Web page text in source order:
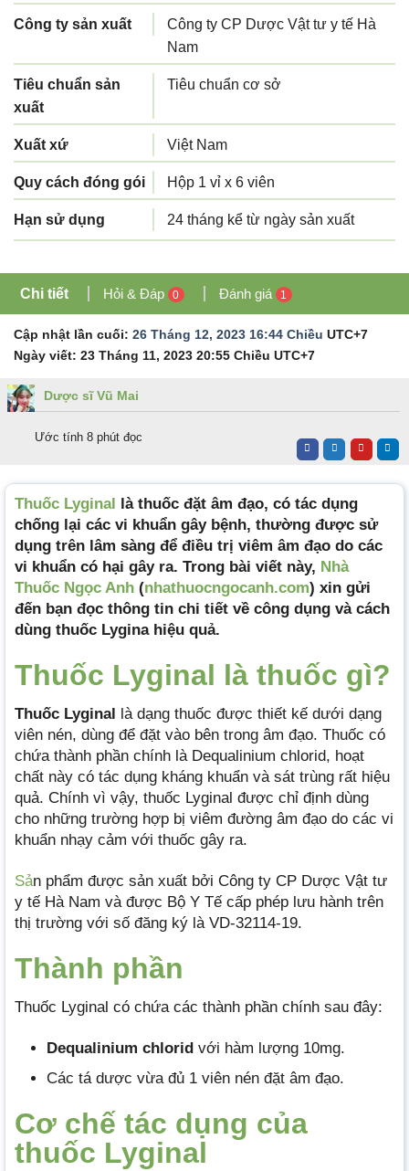
Công ty sản xuất
Công ty CP Dược Vật tư y tế Hà
Nam
Tiêu chuẩn sản
xuất
Tiêu chuẩn cơ sở
Xuất xứ Việt Nam
Quy cách đóng gói Hộp 1 vỉ x 6 viên
Hạn sử dụng 24 tháng kể từ ngày sản xuất
Chi tiết Hỏi & Đáp 0 Đánh giá 1
Cập nhật lần cuối: 26 Tháng 12, 2023 16:44 Chiều UTC+7
Ngày viết: 23 Tháng 11, 2023 20:55 Chiều UTC+7
Dược sĩ Vũ Mai
Ước tính 8 phút đọc
Thuốc Lyginal là thuốc đặt âm đạo, có tác dụng
chống lại các vi khuẩn gây bệnh, thường được sử
dụng trên lâm sàng để điều trị viêm âm đạo do các
vi khuẩn có hại gây ra. Trong bài viết này, Nhà
Thuốc Ngọc Anh (nhathuocngocanh.com) xin gửi
đến bạn đọc thông tin chi tiết về công dụng và cách
dùng thuốc Lygina hiệu quả.
Thuốc Lyginal là thuốc gì?
Thuốc Lyginal là dạng thuốc được thiết kế dưới dạng
viên nén, dùng để đặt vào bên trong âm đạo. Thuốc có
chứa thành phần chính là Dequalinium chlorid, hoạt
chất này có tác dụng kháng khuẩn và sát trùng rất hiệu
quả. Chính vì vậy, thuốc Lyginal được chỉ định dùng
cho những trường hợp bị viêm đường âm đạo do các vi
khuẩn nhạy cảm với thuốc gây ra.
Sản phẩm được sản xuất bởi Công ty CP Dược Vật tư
y tế Hà Nam và được Bộ Y Tế cấp phép lưu hành trên
thị trường với số đăng ký là VD-32114-19.
Thành phần
Thuốc Lyginal có chứa các thành phần chính sau đây:
Dequalinium chlorid với hàm lượng 10mg.
Các tá dược vừa đủ 1 viên nén đặt âm đạo.
Cơ chế tác dụng của
thuốc Lyginal